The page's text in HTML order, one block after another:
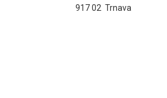
917 02 Trnava